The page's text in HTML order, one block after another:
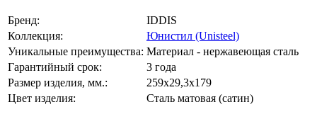
Бренд:
IDDIS
Коллекция:
Юнистил (Unisteel)
Уникальные преимущества: Материал - нержавеющая сталь
Гарантийный срок:
3 года
Размер изделия, мм.:
259х29,3х179
Цвет изделия:
Сталь матовая (сатин)